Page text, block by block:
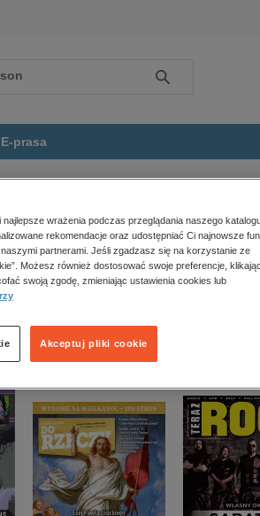
Szukaj
E-prasa
wrażenia podczas przeglądania naszego
rekomendacje oraz udostępniać Ci najnowsze
partnerami. Jeśli zgadzasz się na korzystanie ze
Możesz również dostosować swoje preferencje, klikając
swoją zgodę, zmieniając ustawienia cookies lub
Akceptuj pliki cookie